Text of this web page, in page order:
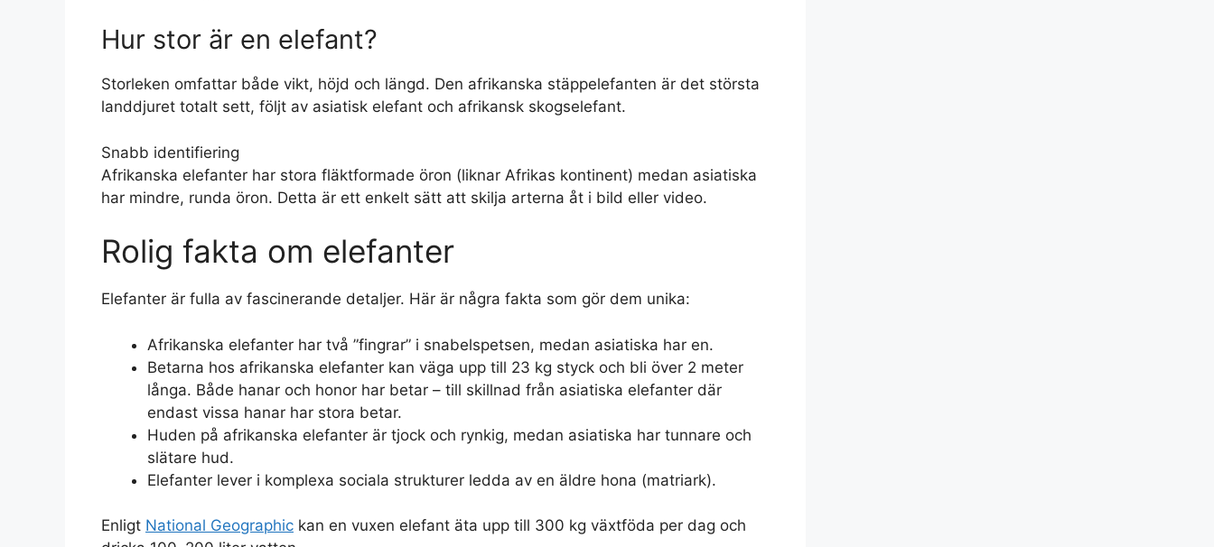
Hur stor är en elefant?
Storleken omfattar både vikt, höjd och längd. Den afrikanska stäppelefanten är det största
landdjuret totalt sett, följt av asiatisk elefant och afrikansk skogselefant.
Snabb identifiering
Afrikanska elefanter har stora fläktformade öron (liknar Afrikas kontinent) medan asiatiska
har mindre, runda öron. Detta är ett enkelt sätt att skilja arterna åt i bild eller video.
Rolig fakta om elefanter
Elefanter är fulla av fascinerande detaljer. Här är några fakta som gör dem unika:
Afrikanska elefanter har två ”fingrar” i snabelspetsen, medan asiatiska har en.
Betarna hos afrikanska elefanter kan väga upp till 23 kg styck och bli över 2 meter
långa. Både hanar och honor har betar – till skillnad från asiatiska elefanter där
endast vissa hanar har stora betar.
Huden på afrikanska elefanter är tjock och rynkig, medan asiatiska har tunnare och
slätare hud.
Elefanter lever i komplexa sociala strukturer ledda av en äldre hona (matriark).
Enligt National Geographic kan en vuxen elefant äta upp till 300 kg växtföda per dag och